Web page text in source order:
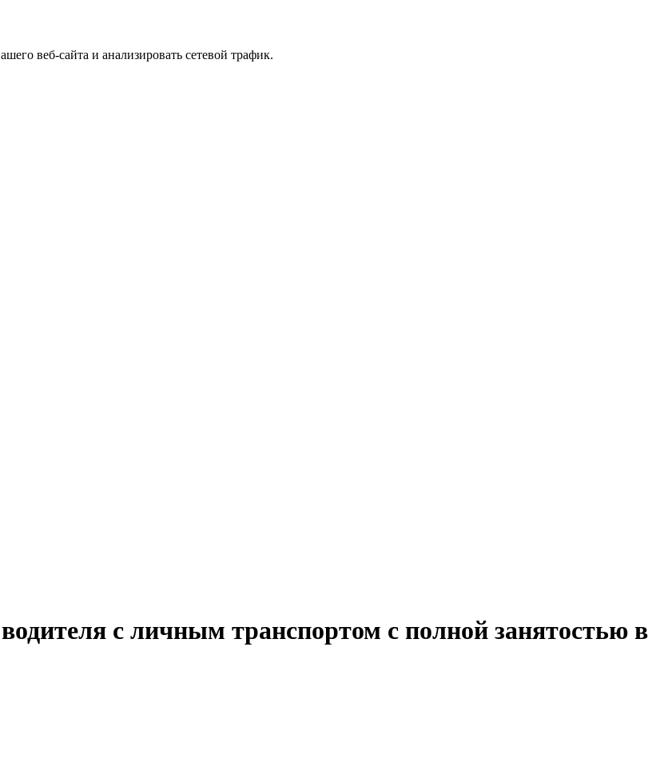
веб-сайта и анализировать сетевой трафик.
с личным транспортом с полной занятостью в